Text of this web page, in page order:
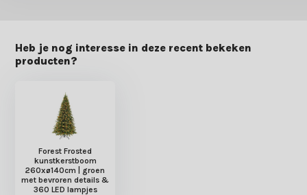
Heb je nog interesse in deze recent bekeken
producten?
Forest Frosted
kunstkerstboom
260xø140cm | groen
met bevroren details &
360 LED lampjes